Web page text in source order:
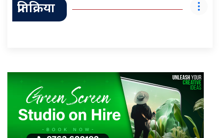
प्रतिक्रिया